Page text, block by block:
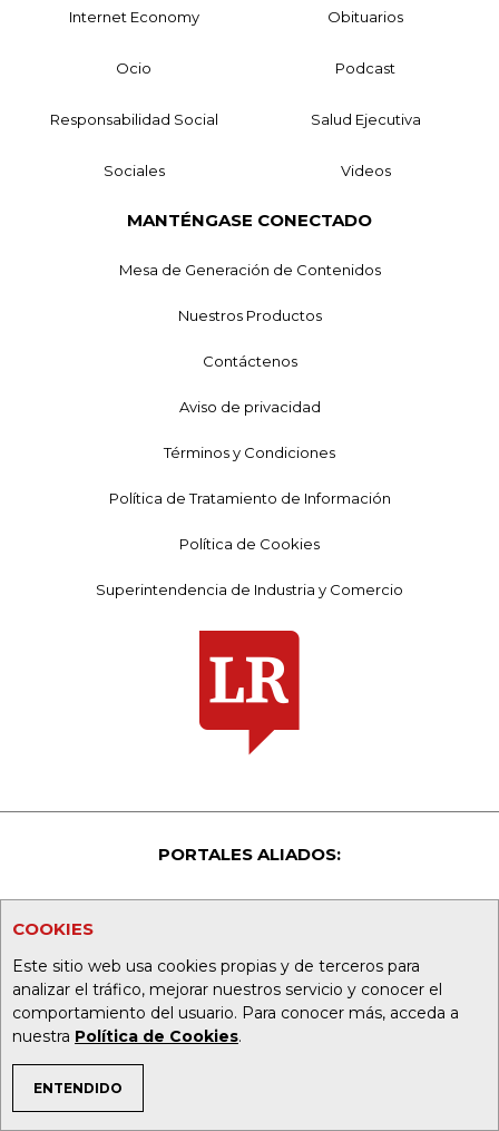
COOKIES
Este sitio web usa cookies propias y de terceros para
analizar el tráfico, mejorar nuestros servicio y conocer el
comportamiento del usuario. Para conocer más, acceda a
nuestra Política de Cookies.
ENTENDIDO
TEMAS DE INTERÉS
Internet Economy Obituarios
Ocio Podcast
Responsabilidad Social Salud Ejecutiva
Sociales Videos
MANTÉNGASE CONECTADO
Mesa de Generación de Contenidos
Nuestros Productos
Contáctenos
Aviso de privacidad
Términos y Condiciones
Política de Tratamiento de Información
Política de Cookies
Superintendencia de Industria y Comercio
PORTALES ALIADOS:
agronegocios.co
empresas.larepublica.co